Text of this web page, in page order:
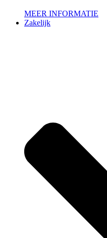
MEER INFORMATIE
Zakelijk